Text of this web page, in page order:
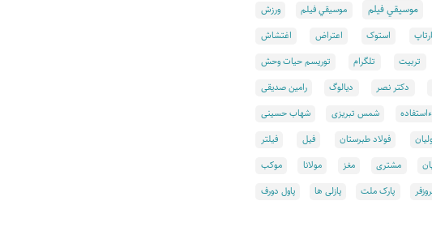
موسيقي فيلم موسيقي فيلم
ورزش
استوک اعتراض
اغتشاش
تربیت تلگرام
توریسم حیات وحش
دکتر نصر دیالوگ
رامین صدیقی
شمس تبریزی
شهاب حسینی
فولاد طبرستان فیل
فیلتر
مشتری مغز مولانا
موکب
پارک ملت پازلی ها پاول دورف